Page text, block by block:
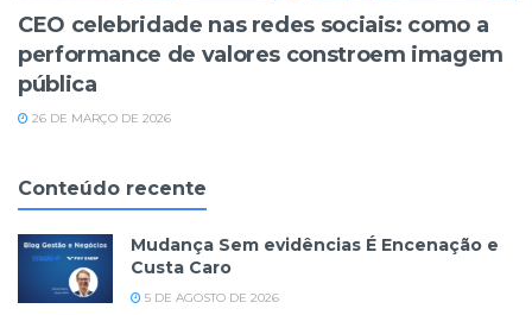
CEO celebridade nas redes sociais: como a
performance de valores constroem imagem
pública
26 DE MARÇO DE 2026
Conteúdo recente
Mudança Sem evidências É Encenação e
Custa Caro
5 DE AGOSTO DE 2026